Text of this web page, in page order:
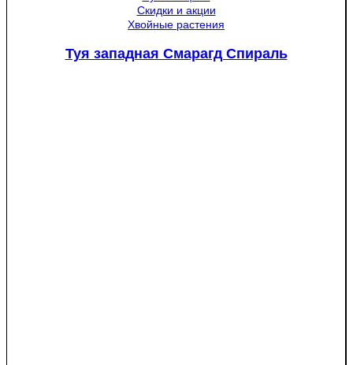
Скидки и акции
Хвойные растения
Туя западная Смарагд Спираль